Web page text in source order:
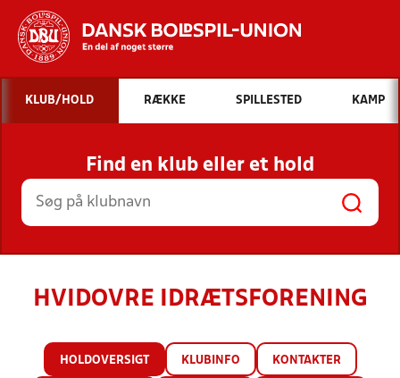
Hvad vil du søge efter?
INDHOLD OG NYHEDER
STILLINGER, RESULTATER, KLUBBER OG
HOLD
KLUB/HOLD RÆKKE SPILLESTED KAMP
Find en klub eller et hold
HVIDOVRE IDRÆTSFORENING
HOLDOVERSIGT KLUBINFO KONTAKTER